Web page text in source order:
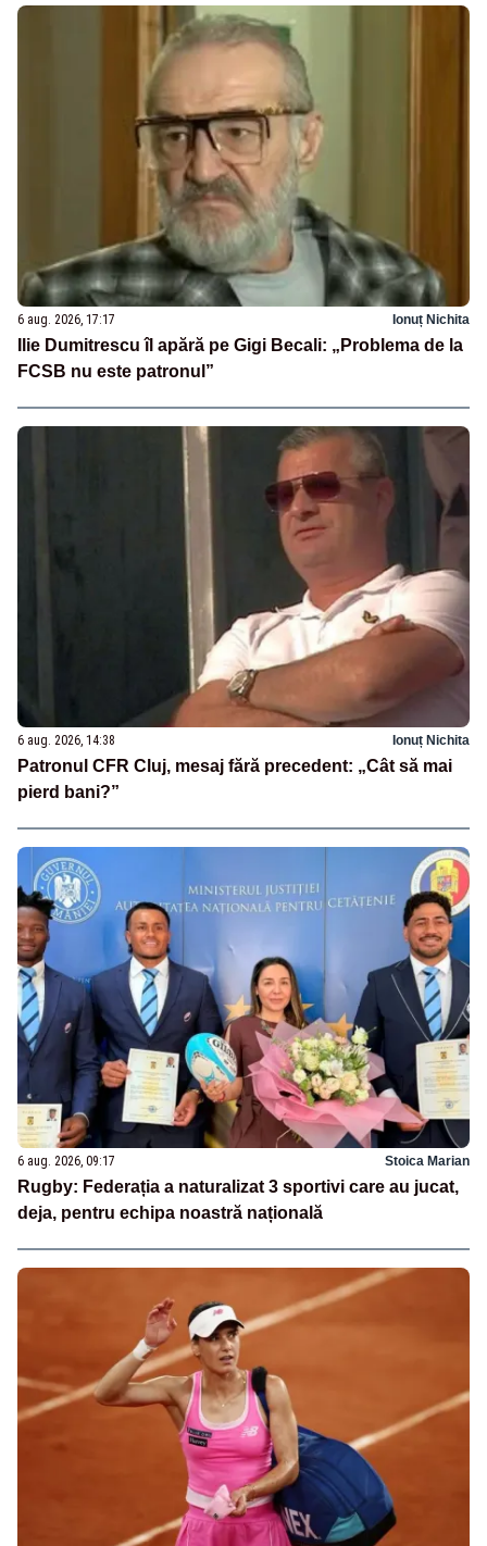
6 aug. 2026, 17:17 Ionuț Nichita
Ilie Dumitrescu îl apără pe Gigi Becali: „Problema de la
FCSB nu este patronul”
6 aug. 2026, 14:38 Ionuț Nichita
Patronul CFR Cluj, mesaj fără precedent: „Cât să mai
pierd bani?”
6 aug. 2026, 09:17 Stoica Marian
Rugby: Federația a naturalizat 3 sportivi care au jucat,
deja, pentru echipa noastră națională